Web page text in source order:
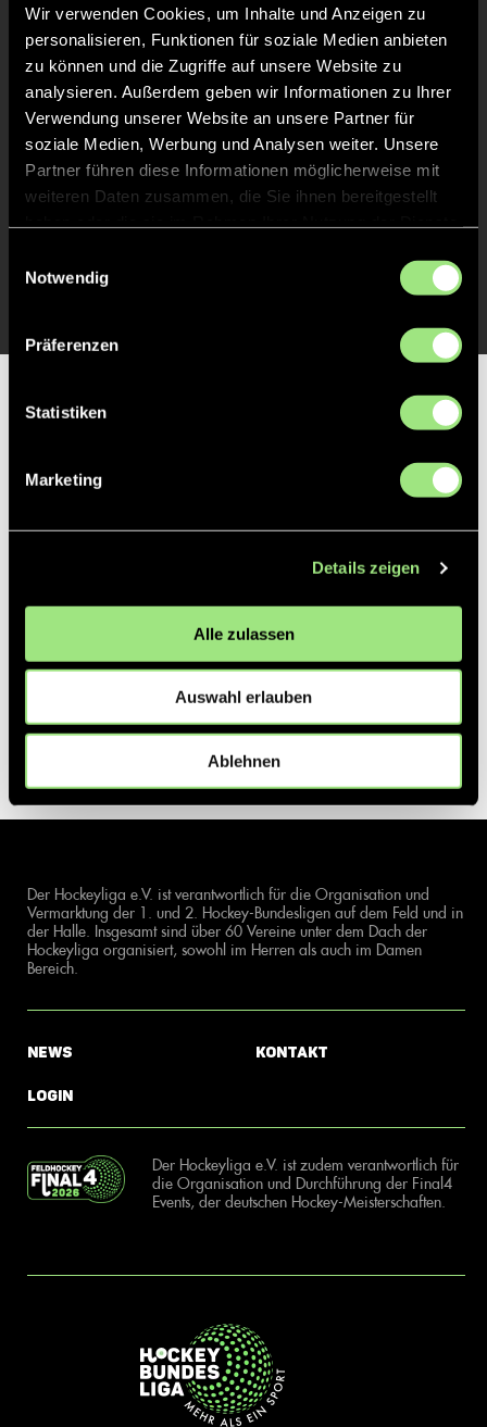
Wir verwenden Cookies, um Inhalte und Anzeigen zu
personalisieren, Funktionen für soziale Medien anbieten
zu können und die Zugriffe auf unsere Website zu
analysieren. Außerdem geben wir Informationen zu Ihrer
Verwendung unserer Website an unsere Partner für
soziale Medien, Werbung und Analysen weiter. Unsere
Partner führen diese Informationen möglicherweise mit
weiteren Daten zusammen, die Sie ihnen bereitgestellt
Notwendig
Präferenzen
Statistiken
Marketing
Details zeigen
Alle zulassen
Auswahl erlauben
Ablehnen
60'
Abpfiff
Spiel beendet
1' TOR 0:1, FELDTOR
1' TOR 0:1, FELDTOR
1'
Partner
Der Hockeyliga e.V. ist verantwortlich für die Organisation und
Vermarktung der 1. und 2. Hockey-Bundesligen auf dem Feld und in
der Halle. Insgesamt sind über 60 Vereine unter dem Dach der
Hockeyliga organisiert, sowohl im Herren als auch im Damen
Bereich.
News
Login
Kontakt
Der Hockeyliga e.V. ist zudem verantwortlich für
die Organisation und Durchführung der Final4
Events, der deutschen Hockey-Meisterschaften.